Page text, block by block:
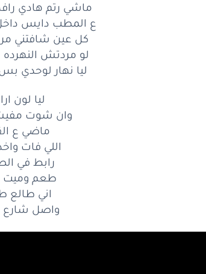
ماشي رتم هادي
ع المطب دايس
كل عين شافتني
لو مردتش النهرده
ليا نهار لوحدي
ليا لون
وان شوت
ماضي ع
اللي فات
رابط في
طعم وميت
اني طالع
واصل شارع